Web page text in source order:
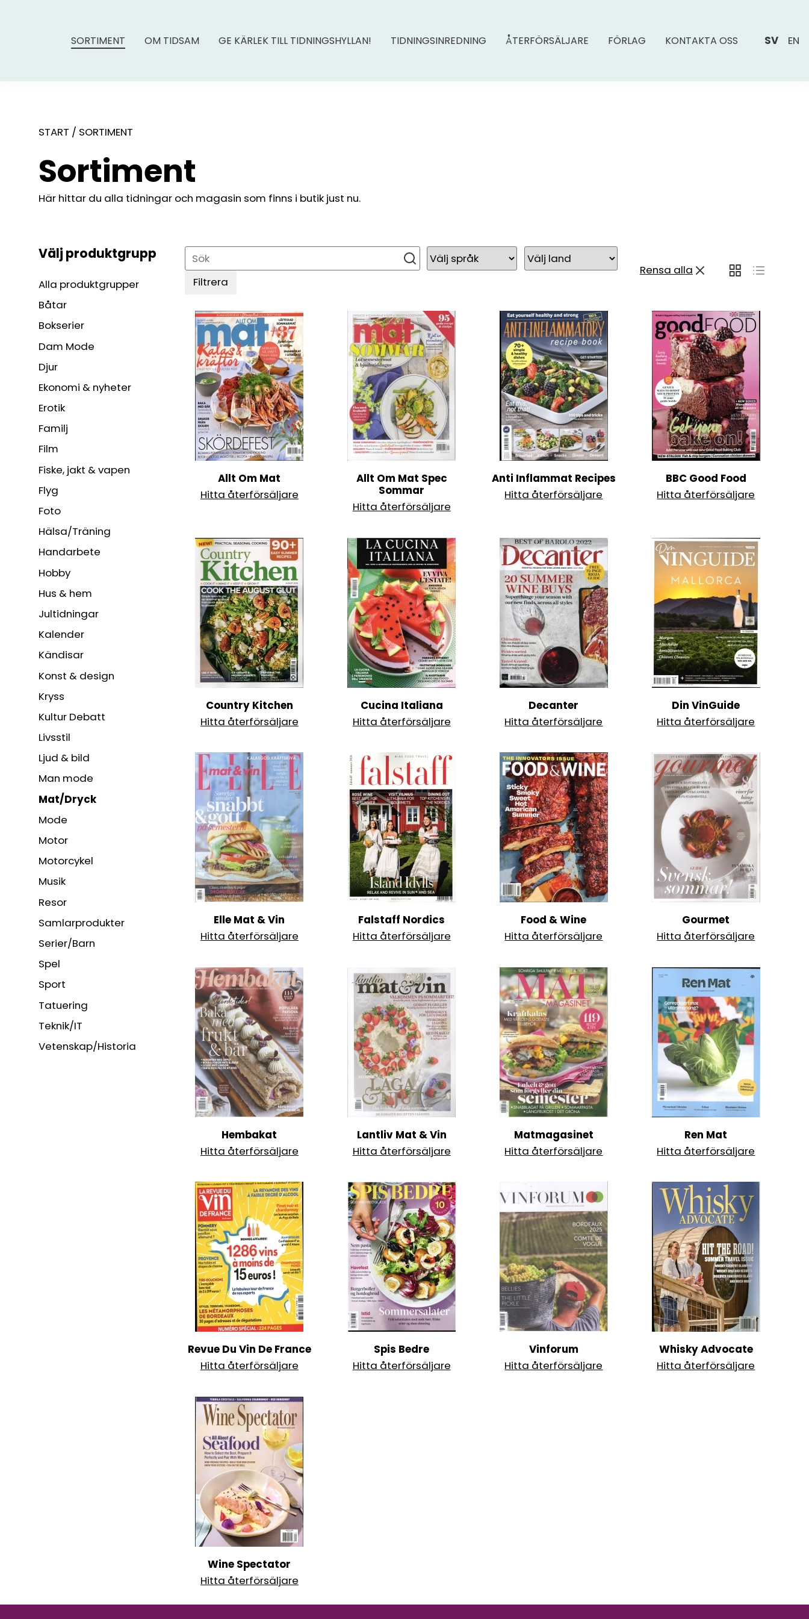
SORTIMENT OM TIDSAM GE KÄRLEK TILL TIDNINGSHYLLAN! TIDNINGSINREDNING ÅTERFÖRSÄLJARE FÖRLAG KONTAKTA OSS SV EN
START / SORTIMENT
Sortiment
Här hittar du alla tidningar och magasin som finns i butik just nu.
Välj produktgrupp
Alla produktgrupper
Båtar
Bokserier
Dam Mode
Djur
Ekonomi & nyheter
Erotik
Familj
Film
Fiske, jakt & vapen
Flyg
Foto
Hälsa/Träning
Handarbete
Hobby
Hus & hem
Jultidningar
Kalender
Kändisar
Konst & design
Kryss
Kultur Debatt
Livsstil
Ljud & bild
Man mode
Mat/Dryck
Mode
Motor
Motorcykel
Musik
Resor
Samlarprodukter
Serier/Barn
Spel
Sport
Tatuering
Teknik/IT
Vetenskap/Historia
Sök
Filtrera
Rensa alla
Allt Om Mat
Hitta återförsäljare
Allt Om Mat Spec
Sommar
Hitta återförsäljare
Anti Inflammat Recipes
Hitta återförsäljare
BBC Good Food
Hitta återförsäljare
Country Kitchen
Hitta återförsäljare
Cucina Italiana
Hitta återförsäljare
Decanter
Hitta återförsäljare
Din VinGuide
Hitta återförsäljare
Elle Mat & Vin
Hitta återförsäljare
Falstaff Nordics
Hitta återförsäljare
Food & Wine
Hitta återförsäljare
Gourmet
Hitta återförsäljare
Hembakat
Hitta återförsäljare
Lantliv Mat & Vin
Hitta återförsäljare
Matmagasinet
Hitta återförsäljare
Ren Mat
Hitta återförsäljare
Revue Du Vin De France
Hitta återförsäljare
Spis Bedre
Hitta återförsäljare
Vinforum
Hitta återförsäljare
Whisky Advocate
Hitta återförsäljare
Wine Spectator
Hitta återförsäljare